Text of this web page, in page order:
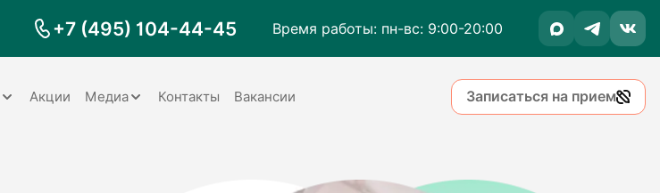
+7 (495) 104-44-45 Время работы: пн-вс: 9:00-20:00
Акции Медиа Контакты Вакансии Записаться на прием